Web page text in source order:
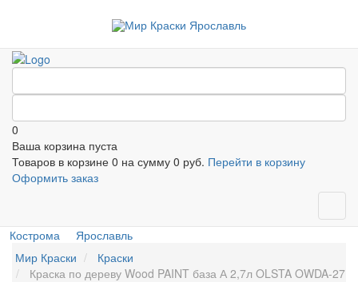
0
Ваша корзина пуста
Товаров в корзине 0 на сумму 0 руб. Перейти в корзину
Оформить заказ
Кострома
Ярославль
Мир Краски
Краски
Краска по дереву Wood PAINT база А 2,7л OLSTA OWDA-27